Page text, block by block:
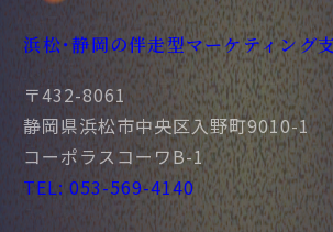
浜松・静岡の伴走型マーケティング
〒432-8061
静岡県浜松市中央区入野町9010-1
コーポラスコーワB-1
TEL: 053-569-4140